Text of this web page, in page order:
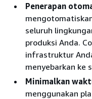
Penerapan
seluruh
produksi Anda.
infrastruktur
menyebarkan ke
Minimalkan
menggunakan